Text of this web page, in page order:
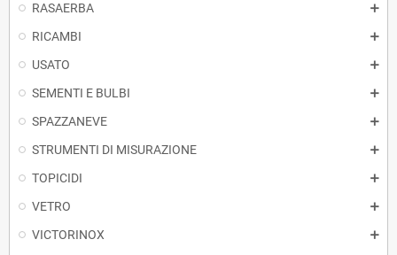
RASAERBA
RICAMBI
USATO
SEMENTI E BULBI
SPAZZANEVE
STRUMENTI DI MISURAZIONE
TOPICIDI
VETRO
VICTORINOX